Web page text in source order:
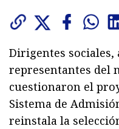
Dirigentes
representantes del
cuestionaron el
Sistema de
reinstala la